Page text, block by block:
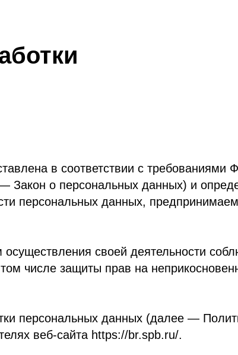
данных) и определяет
данных, предпринимаемые ООО
своей деятельности соблюдение прав
данных (далее — Политика)